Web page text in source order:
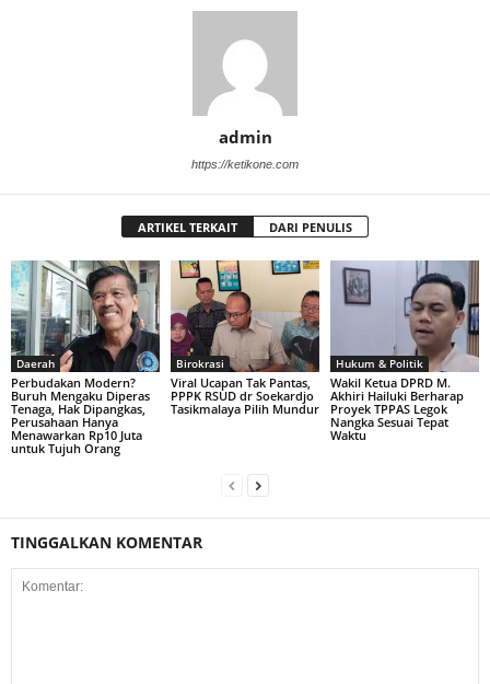
admin
https://ketikone.com
ARTIKEL TERKAIT DARI PENULIS
Daerah
Perbudakan Modern?
Buruh Mengaku Diperas
Tenaga, Hak Dipangkas,
Perusahaan Hanya
Menawarkan Rp10 Juta
untuk Tujuh Orang
Birokrasi
Viral Ucapan Tak Pantas,
PPPK RSUD dr Soekardjo
Tasikmalaya Pilih Mundur
Hukum & Politik
Wakil Ketua DPRD M.
Akhiri Hailuki Berharap
Proyek TPPAS Legok
Nangka Sesuai Tepat
Waktu
TINGGALKAN KOMENTAR